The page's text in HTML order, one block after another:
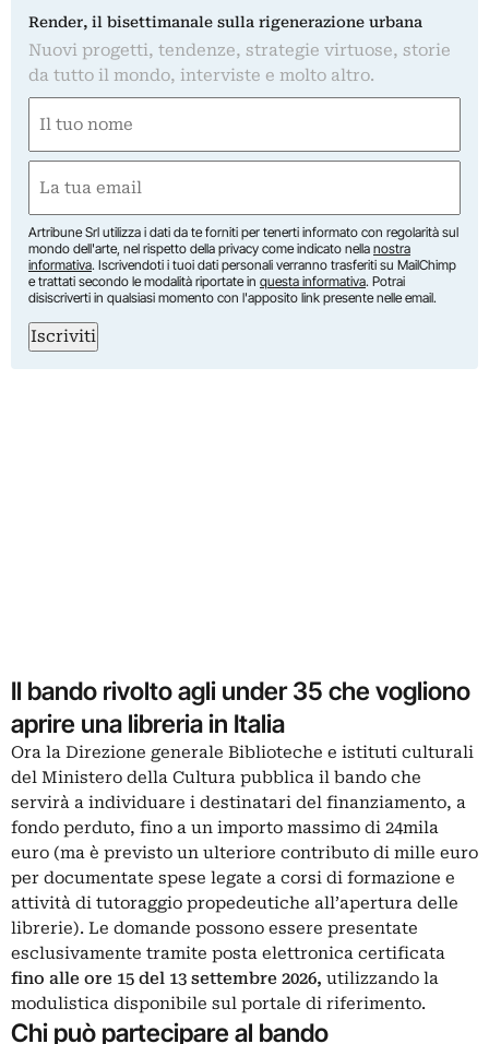
Render, il bisettimanale sulla rigenerazione urbana
Nuovi progetti, tendenze, strategie virtuose, storie
da tutto il mondo, interviste e molto altro.
(Obbligatorio)
Nome
(Obbligatorio)
Artribune Srl utilizza i dati da te forniti per tenerti informato con regolarità sul
mondo dell'arte, nel rispetto della privacy come indicato nella nostra
informativa. Iscrivendoti i tuoi dati personali verranno trasferiti su MailChimp
e trattati secondo le modalità riportate in questa informativa. Potrai
disiscriverti in qualsiasi momento con l'apposito link presente nelle email.
Iscriviti
Il bando rivolto agli under 35 che vogliono
aprire una libreria in Italia
Ora la Direzione generale Biblioteche e istituti culturali
del Ministero della Cultura pubblica il bando che
servirà a individuare i destinatari del finanziamento, a
fondo perduto, fino a un importo massimo di 24mila
euro (ma è previsto un ulteriore contributo di mille euro
per documentate spese legate a corsi di formazione e
attività di tutoraggio propedeutiche all’apertura delle
librerie). Le domande possono essere presentate
esclusivamente tramite posta elettronica certificata
fino alle ore 15 del 13 settembre 2026, utilizzando la
modulistica disponibile sul portale di riferimento.
Chi può partecipare al bando